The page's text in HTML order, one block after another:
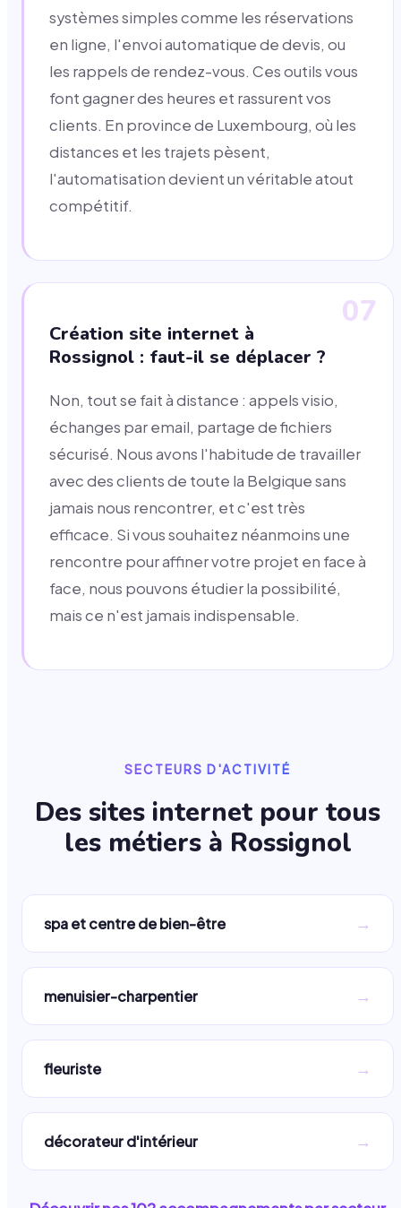
systèmes simples comme les réservations
en ligne, l'envoi automatique de devis, ou
les rappels de rendez-vous. Ces outils vous
font gagner des heures et rassurent vos
clients. En province de Luxembourg, où les
distances et les trajets pèsent,
l'automatisation devient un véritable atout
compétitif.
07
Création site internet à
Rossignol : faut-il se déplacer ?
Non, tout se fait à distance : appels visio,
échanges par email, partage de fichiers
sécurisé. Nous avons l'habitude de travailler
avec des clients de toute la Belgique sans
jamais nous rencontrer, et c'est très
efficace. Si vous souhaitez néanmoins une
rencontre pour affiner votre projet en face à
face, nous pouvons étudier la possibilité,
mais ce n'est jamais indispensable.
SECTEURS D'ACTIVITÉ
Des sites internet pour tous
les métiers à Rossignol
spa et centre de bien-être →
menuisier-charpentier →
fleuriste →
décorateur d'intérieur →